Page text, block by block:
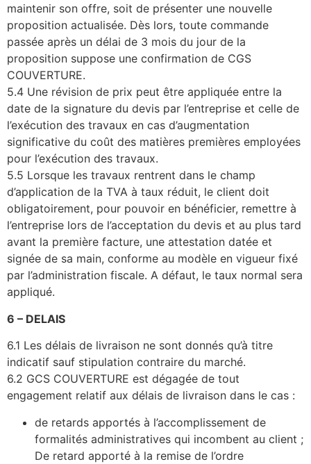
maintenir son offre, soit de présenter une nouvelle
proposition actualisée. Dès lors, toute commande
passée après un délai de 3 mois du jour de la
proposition suppose une confirmation de CGS
COUVERTURE.
5.4 Une révision de prix peut être appliquée entre la
date de la signature du devis par l’entreprise et celle de
l’exécution des travaux en cas d’augmentation
significative du coût des matières premières employées
pour l’exécution des travaux.
5.5 Lorsque les travaux rentrent dans le champ
d’application de la TVA à taux réduit, le client doit
obligatoirement, pour pouvoir en bénéficier, remettre à
l’entreprise lors de l’acceptation du devis et au plus tard
avant la première facture, une attestation datée et
signée de sa main, conforme au modèle en vigueur fixé
par l’administration fiscale. A défaut, le taux normal sera
appliqué.
6 – DELAIS
6.1 Les délais de livraison ne sont donnés qu’à titre
indicatif sauf stipulation contraire du marché.
6.2 GCS COUVERTURE est dégagée de tout
engagement relatif aux délais de livraison dans le cas :
de retards apportés à l’accomplissement de
formalités administratives qui incombent au client ;
De retard apporté à la remise de l’ordre